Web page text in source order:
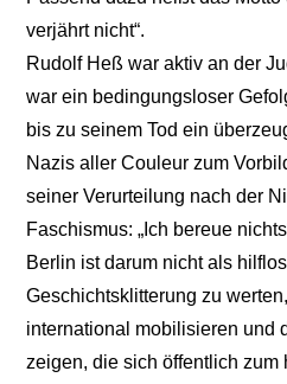
verjährt nicht“.
Rudolf Heß war aktiv an der
war ein bedingungsloser
bis zu seinem Tod ein
Nazis aller Couleur zum
seiner Verurteilung nach der
Faschismus: „Ich bereue
Berlin ist darum nicht als
Geschichtsklitterung zu
international mobilisieren und
zeigen, die sich öffentlich zum